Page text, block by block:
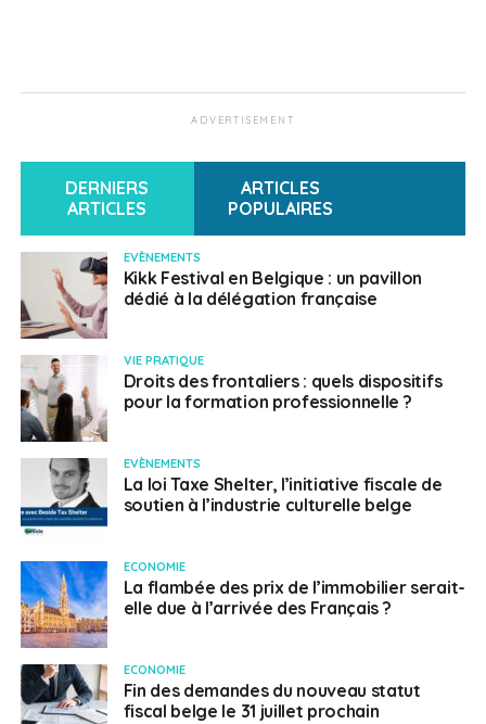
ADVERTISEMENT
DERNIERS
ARTICLES
ARTICLES
POPULAIRES
EVÈNEMENTS
Kikk Festival en Belgique : un pavillon
dédié à la délégation française
VIE PRATIQUE
Droits des frontaliers : quels dispositifs
pour la formation professionnelle ?
EVÈNEMENTS
La loi Taxe Shelter, l’initiative fiscale de
soutien à l’industrie culturelle belge
ECONOMIE
La flambée des prix de l’immobilier serait-
elle due à l’arrivée des Français ?
ECONOMIE
Fin des demandes du nouveau statut
fiscal belge le 31 juillet prochain